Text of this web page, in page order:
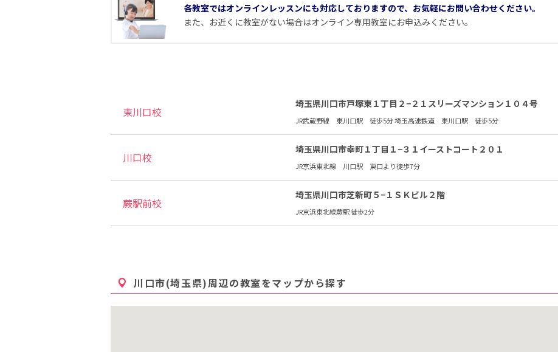
各教室ではオンラインレッスンにも対応しておりますので、お気軽にお問い合わせください。
また、お近くに教室がない場合はオンライン専用教室にお申込みください。
東川口校
埼玉県川口市戸塚東１丁目２−２１スリーズマンション１０４号
JR武蔵野線 東川口駅 徒歩5分 埼玉高速鉄道 東川口駅 徒歩5分
川口校
埼玉県川口市幸町１丁目１−３１イーストコート２０１
JR京浜東北線 川口駅 東口より徒歩7分
蕨駅前校
埼玉県川口市芝新町５−１ＳＫビル２階
JR京浜東北線蕨駅 徒歩2分
川口市(埼玉県)周辺の教室をマップから探す